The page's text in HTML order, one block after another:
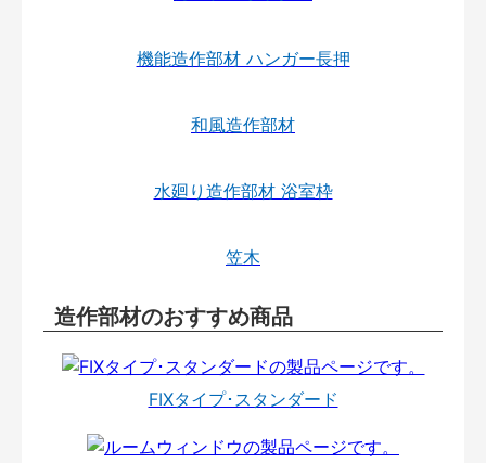
機能造作部材 ハンガー長押
和風造作部材
水廻り造作部材 浴室枠
笠木
造作部材のおすすめ商品
FIXタイプ･スタンダード